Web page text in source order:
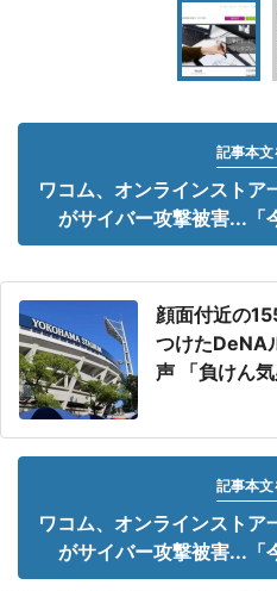
記事本文
ワコム、オンラインスト
がサイバー攻撃被害...「
顔面付近の
つけたDeNA
声 「負けん
記事本文
ワコム、オンラインスト
がサイバー攻撃被害...「